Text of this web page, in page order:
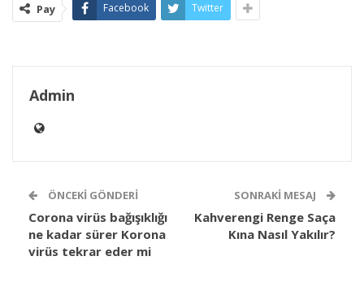
Pay Facebook Twitter
Admin
ÖNCEKI GÖNDERI
Corona virüs bağışıklığı
ne kadar sürer Korona
virüs tekrar eder mi
SONRAKI MESAJ
Kahverengi Renge Saça
Kına Nasıl Yakılır?